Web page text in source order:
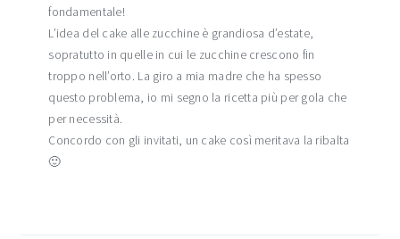
fondamentale!
L’idea del cake alle zucchine è grandiosa d’estate,
sopratutto in quelle in cui le zucchine crescono fin
troppo nell’orto. La giro a mia madre che ha spesso
questo problema, io mi segno la ricetta più per gola che
per necessità.
Concordo con gli invitati, un cake così meritava la ribalta
🙂